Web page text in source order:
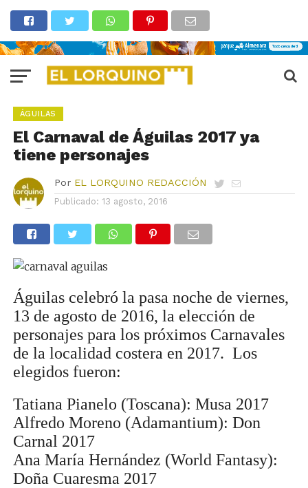
ÁGUILAS
El Carnaval de Águilas 2017 ya
tiene personajes
Por EL LORQUINO REDACCIÓN
Publicado: 13 agosto, 2016
Águilas celebró la pasa noche de viernes,
13 de agosto de 2016, la elección de
personajes para los próximos Carnavales
de la localidad costera en 2017. Los
elegidos fueron:
Tatiana Pianelo (Toscana): Musa 2017
Alfredo Moreno (Adamantium): Don
Carnal 2017
Ana María Hernández (World Fantasy):
Doña Cuaresma 2017